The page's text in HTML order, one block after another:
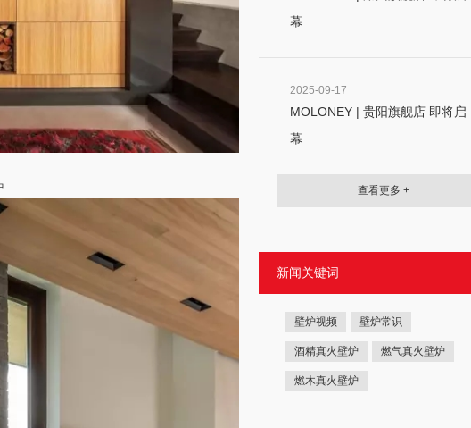
幕
2025-09-17
MOLONEY | 贵阳旗舰店 即将启
幕
查看更多 +
新闻关键词
壁炉视频 壁炉常识
酒精真火壁炉 燃气真火壁炉
燃木真火壁炉